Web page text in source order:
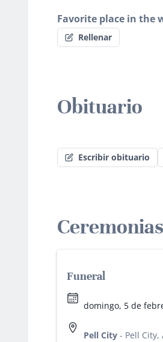
Favorite place in the
Rellenar
Obituario
Escribir obituario
Funeral
domingo, 5 de
Pell City - Pell City,